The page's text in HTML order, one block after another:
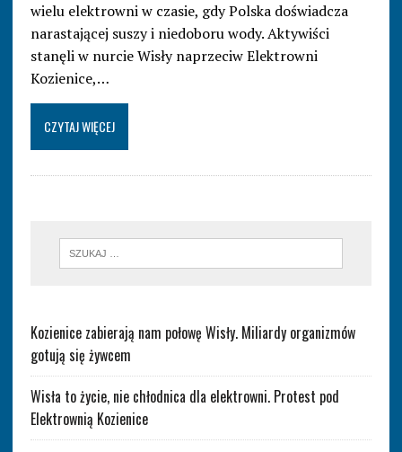
wielu elektrowni w czasie, gdy Polska doświadcza
narastającej suszy i niedoboru wody. Aktywiści
stanęli w nurcie Wisły naprzeciw Elektrowni
Kozienice,…
CZYTAJ WIĘCEJ
Kozienice zabierają nam połowę Wisły. Miliardy organizmów
gotują się żywcem
Wisła to życie, nie chłodnica dla elektrowni. Protest pod
Elektrownią Kozienice